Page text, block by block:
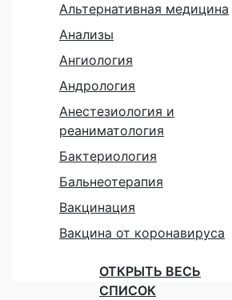
Альтернативная медицина
Анализы
Ангиология
Андрология
Анестезиология и
реаниматология
Бактериология
Бальнеотерапия
Вакцинация
Вакцина от коронавируса
ОТКРЫТЬ ВЕСЬ
СПИСОК